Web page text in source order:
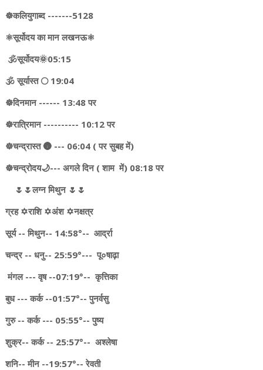
☸️कलियुगाब्द -------5128
⚛️सूर्योदय का मान लखनऊ⚛️
🕉️सूर्योदय🌞05:15
🕉️ सूर्यास्त 🌕 19:04
☸️दिनमान ------ 13:48 पर
☸️रात्रिमान ---------- 10:12 पर
☸️चन्द्रास्त 🌚 --- 06:04 ( पर सुबह में)
☸चन्द्रोदय🌙--- अगले दिन ( शाम में) 08:18 पर
🌷🌷लग्न मिथुन 🌷🌷
ग्रह ✡️राशि ✡️अंश ✡️नक्षत्र
सूर्य -- मिथुन-- 14:58°-- आर्द्रा
चन्द्र -- धनु-- 25:59°--- पू०षाढ़ा
मंगल --- वृष --07:19°-- कृत्तिका
बुध --- कर्क --01:57°-- पुनर्वसु
गुरु -- कर्क --- 05:55°-- पुष्य
शुक्र-- कर्क -- 25:57°-- अश्लेषा
शनि-- मीन --19:57°-- रेवती